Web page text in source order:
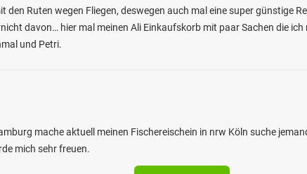
Ruten wegen Fliegen, deswegen auch mal eine super günstige
davon… hier mal meinen Ali Einkaufskorb mit paar Sachen die
und Petri.
mache aktuell meinen Fischereischein in nrw Köln suche
mich sehr freuen.